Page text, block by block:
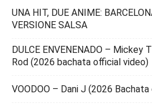
UNA HIT, DUE ANIME:
VERSIONE SALSA
DULCE ENVENENADO – Mickey
Rod (2026 bachata official video)
VOODOO – Dani J (2026